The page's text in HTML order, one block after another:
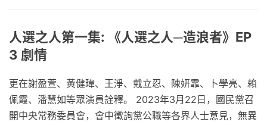
人選之人第一集: 《人選之人─造浪者》EP
3 劇情
更在謝盈萱、黃健瑋、王淨、戴立忍、陳妍霏、卜學亮、賴
佩霞、潘慧如等眾演員詮釋。 2023年3月22日，國民黨召
開中央常務委員會，會中徵詢黨公職等各界人士意見，無異